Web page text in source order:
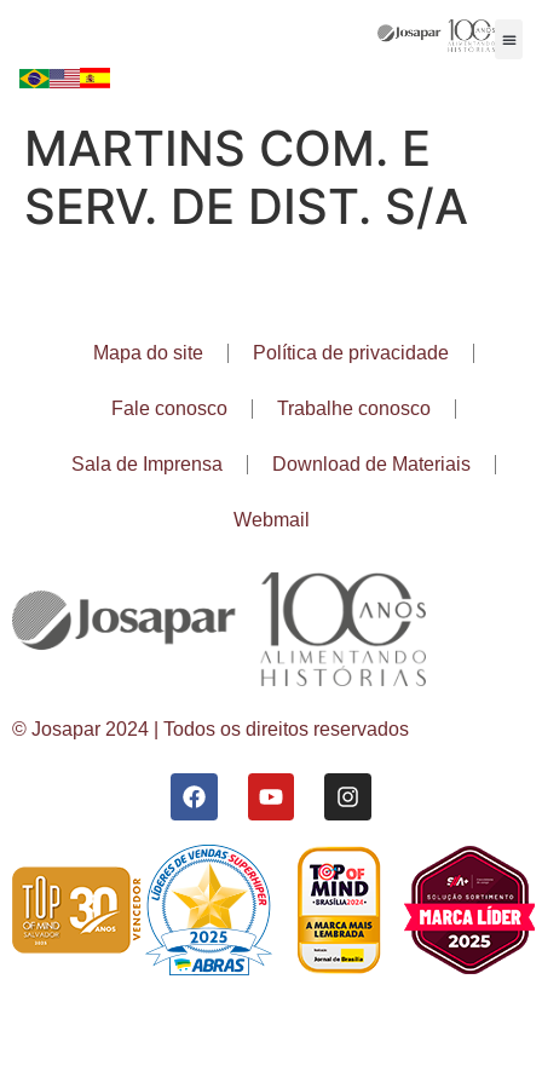
MARTINS COM. E
SERV. DE DIST. S/A
Mapa do site Política de privacidade
Fale conosco Trabalhe conosco
Sala de Imprensa Download de Materiais
Webmail
© Josapar 2024 | Todos os direitos reservados